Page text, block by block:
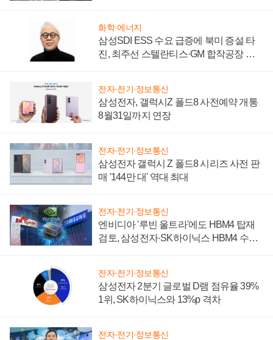
화학·에너지
삼성SDI ESS 수요 급증에 북미 증설 타
진, 최주선 스텔란티스·GM 합작공장 건
전자·전기·정보통신
삼성전자, 갤럭시Z 폴드8 사전예약 개통
8월31일까지 연장
전자·전기·정보통신
삼성전자 갤럭시 Z 폴드8 시리즈 사전 판
매 '144만 대' 역대 최대
전자·전기·정보통신
엔비디아 '루빈 울트라'에도 HBM4 탑재
검토, 삼성전자·SK하이닉스 HBM4 수율
전자·전기·정보통신
삼성전자 2분기 글로벌 D램 점유율 39%
1위, SK하이닉스와 13%p 격차
전자·전기·정보통신